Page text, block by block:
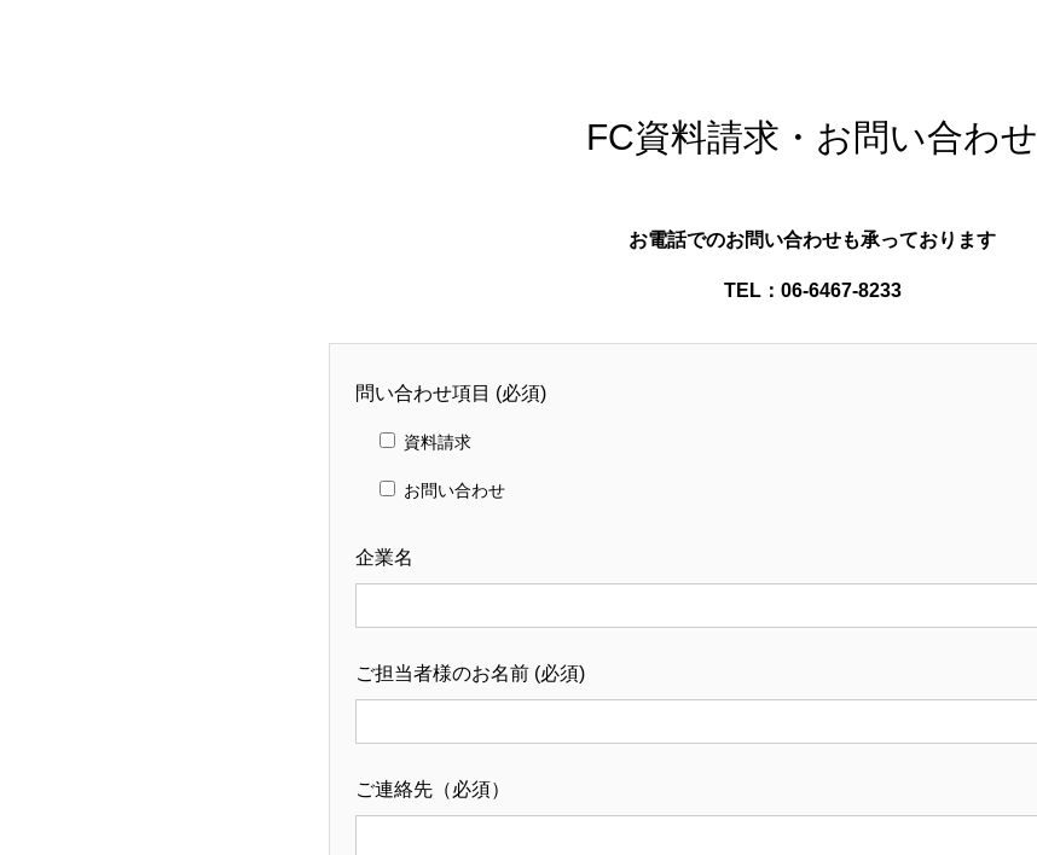
FC資料請求・お問い合わせ
お電話でのお問い合わせも承っております
TEL：06-6467-8233
問い合わせ項目 (必須)
資料請求
お問い合わせ
企業名
ご担当者様のお名前 (必須)
ご連絡先（必須）